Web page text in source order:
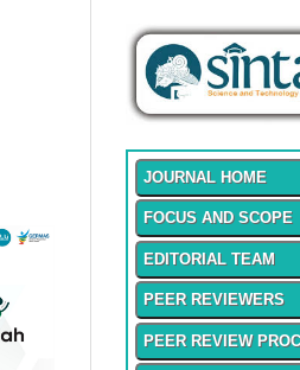
JOURNAL HOME
FOCUS AND SCOPE
EDITORIAL TEAM
PEER REVIEWERS
PEER REVIEW